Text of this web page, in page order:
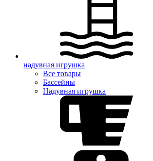
надувная игрушка
Все товары
Бассейны
Надувная игрушка